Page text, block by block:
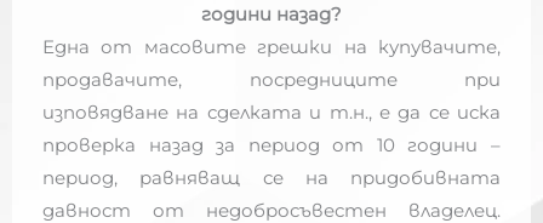
години назад?
Една от масовите грешки на купувачите,
продавачите, посредниците при
изповядване на сделката и т.н., е да се иска
проверка назад за период от 10 години –
период, равняващ се на придобивната
давност от недобросъвестен владелец.